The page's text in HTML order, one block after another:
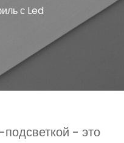
с Led
- это